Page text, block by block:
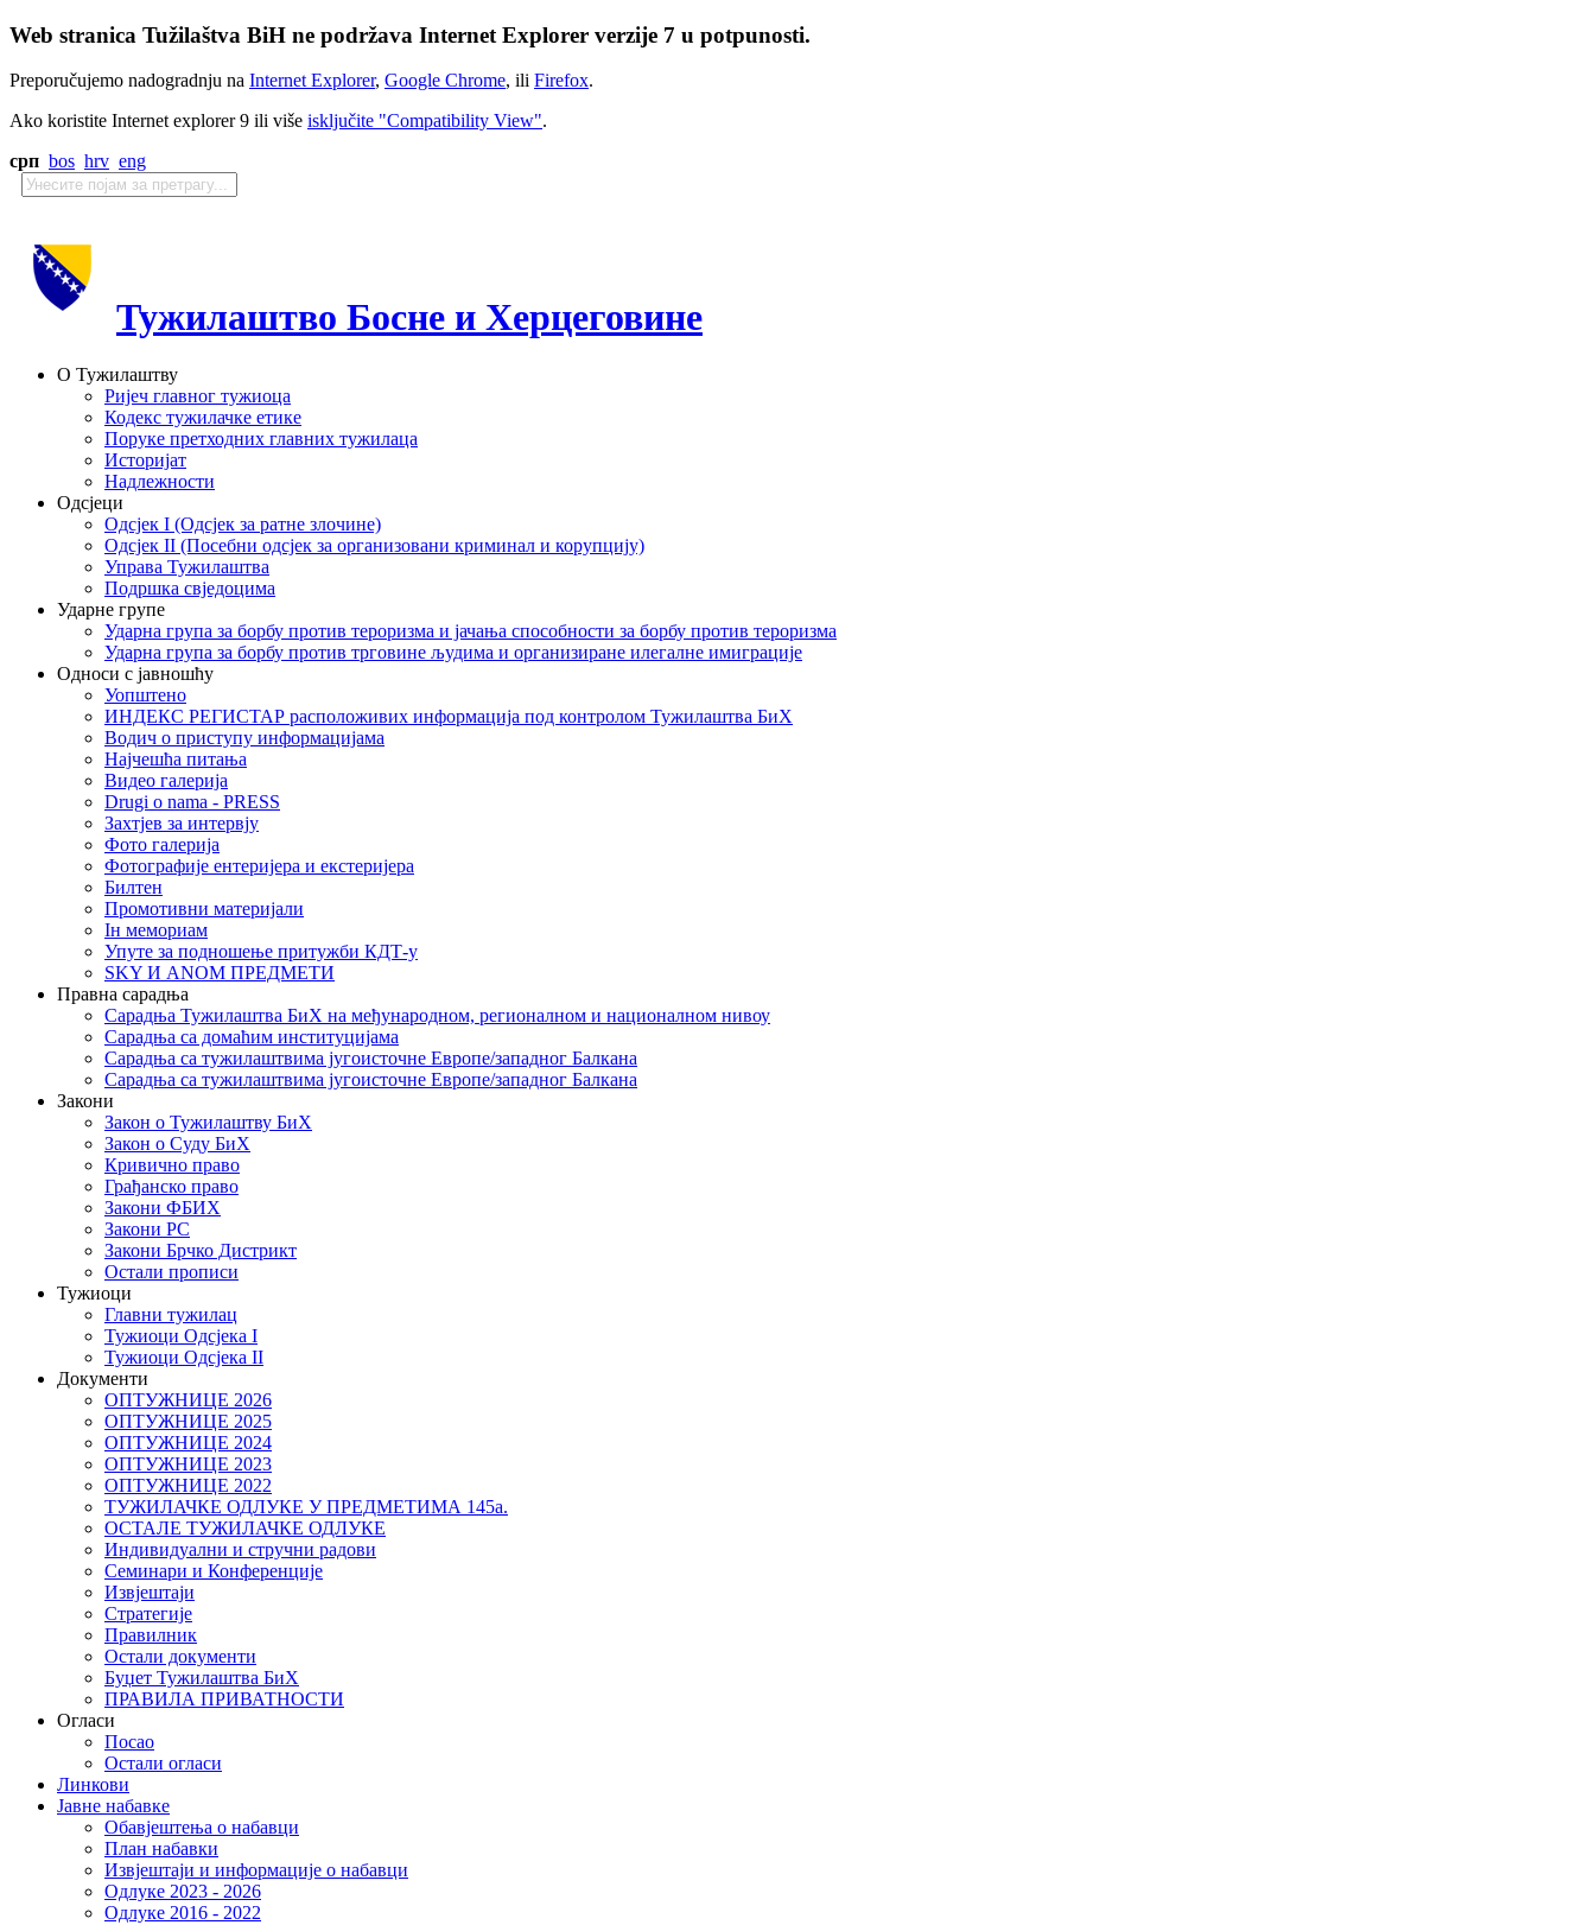
Web stranica Tužilaštva BiH ne podržava Internet Explorer verzije 7 u potpunosti.
Preporučujemo nadogradnju na Internet Explorer, Google Chrome, ili Firefox.
Ako koristite Internet explorer 9 ili više isključite "Compatibility View".
срп bos hrv eng
Тужилаштво Босне и Херцеговине
О Тужилаштву
Ријеч главног тужиоца
Кодекс тужилачке етике
Поруке претходних главних тужилаца
Историјат
Надлежности
Одсјеци
Одсјек I (Одсјек за ратне злочине)
Одсјек II (Посебни одсјек за организовани криминал и корупцију)
Управа Тужилаштва
Подршка свједоцима
Ударне групе
Ударна група за борбу против тероризма и јачања способности за борбу против тероризма
Ударна група за борбу против трговине људима и организиране илегалне имиграције
Односи с јавношћу
Уопштено
ИНДЕКС РЕГИСТАР расположивих информација под контролом Тужилаштва БиХ
Водич о приступу информацијама
Најчешћа питања
Видео галерија
Drugi o nama - PRESS
Захтјев за интервју
Фото галерија
Фотографије ентеријера и екстеријера
Билтен
Промотивни материјали
Iн мемориам
Упуте за подношење притужби КДТ-у
SKY И ANOM ПРЕДМЕТИ
Правна сарадња
Сарадња Тужилаштва БиХ на међународном, регионалном и националном нивоу
Сарадња са домаћим институцијама
Сарадња са тужилаштвима југоисточне Европе/западног Балкана
Сарадња са тужилаштвима југоисточне Европе/западног Балкана
Закони
Закон о Тужилаштву БиХ
Закон о Суду БиХ
Кривично право
Грађанско право
Закони ФБИХ
Закони РС
Закони Брчко Дистрикт
Остали прописи
Тужиоци
Главни тужилац
Тужиоци Oдсјекa I
Тужиоци Oдсјекa II
Документи
ОПТУЖНИЦЕ 2026
ОПТУЖНИЦЕ 2025
ОПТУЖНИЦЕ 2024
ОПТУЖНИЦЕ 2023
ОПТУЖНИЦЕ 2022
ТУЖИЛАЧКЕ ОДЛУКЕ У ПРЕДМЕТИМА 145а.
ОСТАЛЕ ТУЖИЛАЧКЕ ОДЛУКЕ
Индивидуални и стручни радови
Семинари и Конференције
Извјештаји
Стратегије
Правилник
Остали документи
Буџет Тужилаштва БиХ
ПРАВИЛА ПРИВАТНОСТИ
Огласи
Посао
Остали огласи
Линкови
Јавне набавке
Обавјештења о набавци
План набавки
Извјештаји и информације о набавци
Одлуке 2023 - 2026
Одлуке 2016 - 2022